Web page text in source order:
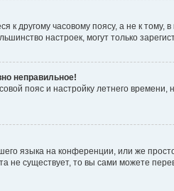
другому часовому поясу, а не к тому,
настроек, могут только
неправильное!
пояс и настройку летнего
языка на конференции, или же
не существует, то вы сами можете